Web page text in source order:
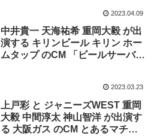
2023.04.09
中井貴一 天海祐希 重岡大毅 が出
演する キリンビール キリン ホー
ムタップ のCM 「ビールサーバー
2023.03.23
上戸彩 と ジャニーズWEST 重岡
大毅 中間淳太 神山智洋 が出演す
る 大阪ガス のCM とあるマチの